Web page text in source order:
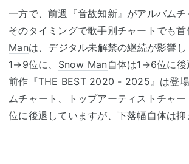
一方で、前週『音故知新』がアルバムチ
そのタイミングで歌手別チャートでも首
Manは、デジタル未解禁の継続が影響
1→9位に、 Snow Man自体は1→6位に後
前作『THE BEST 2020 - 2025』は登
ムチャート、トップアーティストチャ
位に後退していますが、下落幅自体は抑